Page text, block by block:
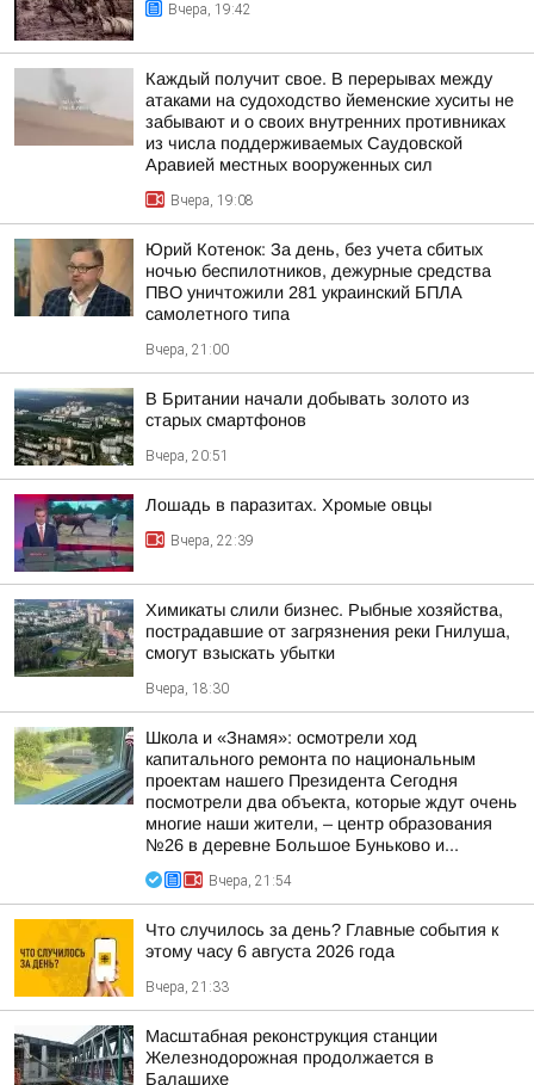
Вчера, 19:42
Каждый получит свое. В перерывах между
атаками на судоходство йеменские хуситы не
забывают и о своих внутренних противниках
из числа поддерживаемых Саудовской
Аравией местных вооруженных сил
Вчера, 19:08
Юрий Котенок: За день, без учета сбитых
ночью беспилотников, дежурные средства
ПВО уничтожили 281 украинский БПЛА
самолетного типа
Вчера, 21:00
В Британии начали добывать золото из
старых смартфонов
Вчера, 20:51
Лошадь в паразитах. Хромые овцы
Вчера, 22:39
Химикаты слили бизнес. Рыбные хозяйства,
пострадавшие от загрязнения реки Гнилуша,
смогут взыскать убытки
Вчера, 18:30
Школа и «Знамя»: осмотрели ход
капитального ремонта по национальным
проектам нашего Президента Сегодня
посмотрели два объекта, которые ждут очень
многие наши жители, – центр образования
№26 в деревне Большое Буньково и...
Вчера, 21:54
Что случилось за день? Главные события к
этому часу 6 августа 2026 года
Вчера, 21:33
Масштабная реконструкция станции
Железнодорожная продолжается в
Балашихе